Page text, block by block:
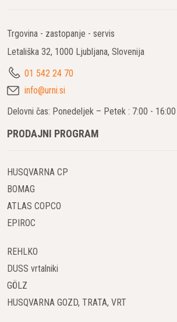
Husqvarna Automower 450X NERA
mejne žice, saj podpira revolucionarni
Positioning Operating System). Ta omogoča
navigacijo z odstopanjem le nekaj
večjo prilagodljivost in enostavno postavitev
2. Zmogljivost na zahtevnih terenih
(27°), kar ga uvršča med najzmogljivejše
svojem razredu.
3. Inteligentna zaznava ovir
omogočajo pravočasno izogibanje oviram.
tveganje trkov in povečuje varnost pri
4. Samodejna prilagoditev košnje
Trgovina - zastopanje - servis
Letališka 32, 1000 Ljubljana, Slovenija
01 542 24 70
info@urni.si
Delovni čas: Ponedeljek – Petek : 7:00 - 16:00
PRODAJNI PROGRAM
HUSQVARNA CP
BOMAG
ATLAS COPCO
EPIROC
REHLKO
DUSS vrtalniki
GÖLZ
HUSQVARNA GOZD, TRATA, VRT